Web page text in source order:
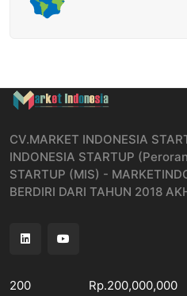
CV.MARKET INDONESIA
INDONESIA STARTUP
STARTUP (MIS) -
BERDIRI DARI TAHUN 2018
200
Rp.200,000,000